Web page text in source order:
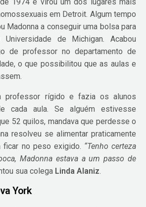
em Detroit. Algum tempo
Madonna a conseguir uma bolsa para
de Michigan. Acabou
de professor no departamento de
o que possibilitou que as aulas e
professor rígido e fazia os alunos
cada aula. Se alguém estivesse
52 quilos, mandava que perdesse o
resolveu se alimentar praticamente
ficar no peso exigido. “Tenho certeza
Madonna estava a um passo de
sua colega Linda Alaniz.
York